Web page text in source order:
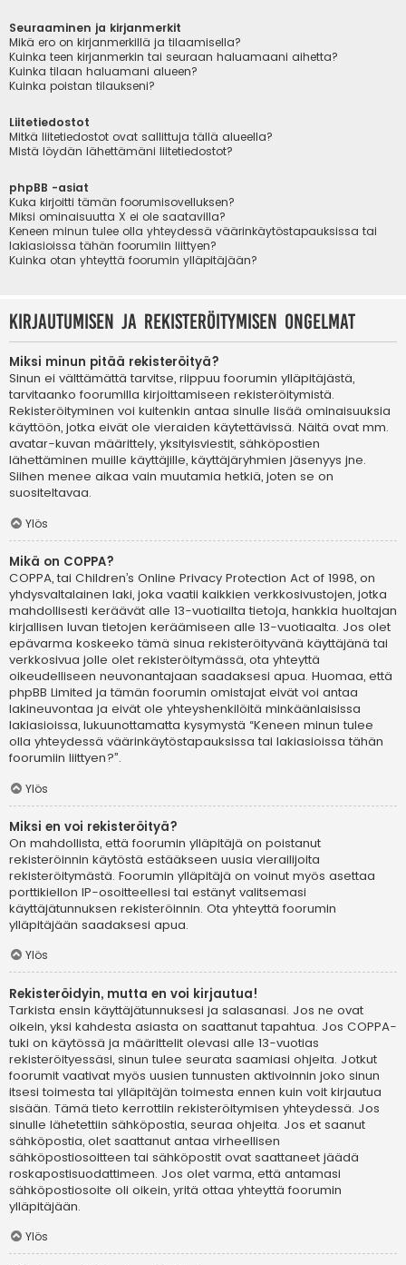
Seuraaminen ja kirjanmerkit
Mikä ero on kirjanmerkillä ja tilaamisella?
Kuinka teen kirjanmerkin tai seuraan haluamaani aihetta?
Kuinka tilaan haluamani alueen?
Kuinka poistan tilaukseni?
Liitetiedostot
Mitkä liitetiedostot ovat sallittuja tällä alueella?
Mistä löydän lähettämäni liitetiedostot?
phpBB -asiat
Kuka kirjoitti tämän foorumisovelluksen?
Miksi ominaisuutta X ei ole saatavilla?
Keneen minun tulee olla yhteydessä väärinkäytöstapauksissa tai
lakiasioissa tähän foorumiin liittyen?
Kuinka otan yhteyttä foorumin ylläpitäjään?
Kirjautumisen ja rekisteröitymisen ongelmat
Miksi minun pitää rekisteröityä?
Sinun ei välttämättä tarvitse, riippuu foorumin ylläpitäjästä,
tarvitaanko foorumilla kirjoittamiseen rekisteröitymistä.
Rekisteröityminen voi kuitenkin antaa sinulle lisää ominaisuuksia
käyttöön, jotka eivät ole vieraiden käytettävissä. Näitä ovat mm.
avatar-kuvan määrittely, yksityisviestit, sähköpostien
lähettäminen muille käyttäjille, käyttäjäryhmien jäsenyys jne.
Siihen menee aikaa vain muutamia hetkiä, joten se on
suositeltavaa.
Ylös
Mikä on COPPA?
COPPA, tai Children’s Online Privacy Protection Act of 1998, on
yhdysvaltalainen laki, joka vaatii kaikkien verkkosivustojen, jotka
mahdollisesti keräävät alle 13-vuotiailta tietoja, hankkia huoltajan
kirjallisen luvan tietojen keräämiseen alle 13-vuotiaalta. Jos olet
epävarma koskeeko tämä sinua rekisteröityvänä käyttäjänä tai
verkkosivua jolle olet rekisteröitymässä, ota yhteyttä
oikeudelliseen neuvonantajaan saadaksesi apua. Huomaa, että
phpBB Limited ja tämän foorumin omistajat eivät voi antaa
lakineuvontaa ja eivät ole yhteyshenkilöitä minkäänlaisissa
lakiasioissa, lukuunottamatta kysymystä “Keneen minun tulee
olla yhteydessä väärinkäytöstapauksissa tai lakiasioissa tähän
foorumiin liittyen?”.
Ylös
Miksi en voi rekisteröityä?
On mahdollista, että foorumin ylläpitäjä on poistanut
rekisteröinnin käytöstä estääkseen uusia vierailijoita
rekisteröitymästä. Foorumin ylläpitäjä on voinut myös asettaa
porttikiellon IP-osoitteellesi tai estänyt valitsemasi
käyttäjätunnuksen rekisteröinnin. Ota yhteyttä foorumin
ylläpitäjään saadaksesi apua.
Ylös
Rekisteröidyin, mutta en voi kirjautua!
Tarkista ensin käyttäjätunnuksesi ja salasanasi. Jos ne ovat
oikein, yksi kahdesta asiasta on saattanut tapahtua. Jos COPPA-
tuki on käytössä ja määrittelit olevasi alle 13-vuotias
rekisteröityessäsi, sinun tulee seurata saamiasi ohjeita. Jotkut
foorumit vaativat myös uusien tunnusten aktivoinnin joko sinun
itsesi toimesta tai ylläpitäjän toimesta ennen kuin voit kirjautua
sisään. Tämä tieto kerrottiin rekisteröitymisen yhteydessä. Jos
sinulle lähetettiin sähköpostia, seuraa ohjeita. Jos et saanut
sähköpostia, olet saattanut antaa virheellisen
sähköpostiosoitteen tai sähköpostit ovat saattaneet jäädä
roskapostisuodattimeen. Jos olet varma, että antamasi
sähköpostiosoite oli oikein, yritä ottaa yhteyttä foorumin
ylläpitäjään.
Ylös